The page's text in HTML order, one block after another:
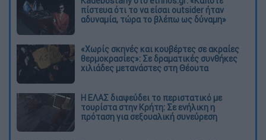
πίστευα ότι το να είσαι outsider ήταν
αδυναμία, τώρα το βλέπω ως δύναμη»
«Χωρίς σκηνές και κουβέρτες σε ακραίες
θερμοκρασίες»: Σε δραματικές συνθήκες
χιλιάδες μετανάστες στη Θέουτα
Η ΕΛΑΣ διαψεύδει το περιστατικό με
τουρίστα στην Κρήτη: Σε ενήλικη η
πρόταση για σεξουαλική συνεύρεση